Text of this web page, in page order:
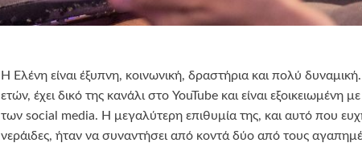
Η Ελένη είναι έξυπνη, κοινωνική, δραστήρια και πολύ
ετών, έχει δικό της κανάλι στο YouTube και είναι εξοικειωμένη
των social media. Η μεγαλύτερη επιθυμία της, και αυτό που
νεράιδες, ήταν να συναντήσει από κοντά δύο από τους